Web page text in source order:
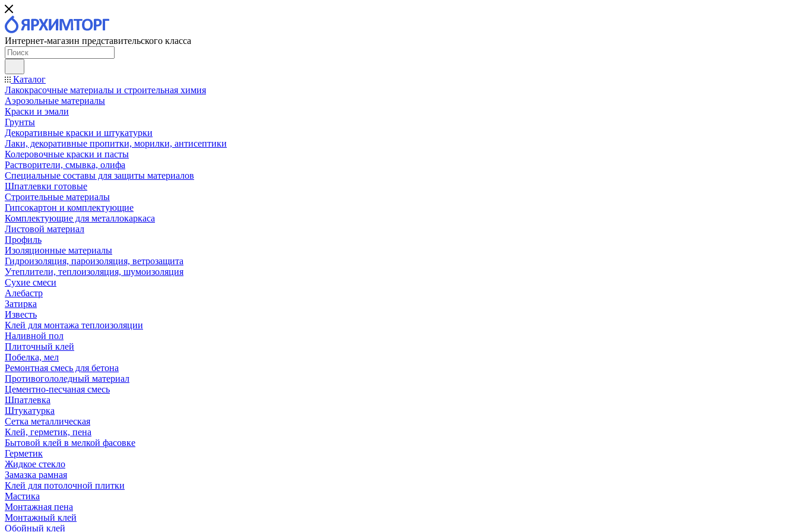
Интернет-магазин представительского класса
Каталог
Лакокрасочные материалы и строительная химия
Аэрозольные материалы
Краски и эмали
Грунты
Декоративные краски и штукатурки
Лаки, декоративные пропитки, морилки, антисептики
Колеровочные краски и пасты
Растворители, смывка, олифа
Специальные составы для защиты материалов
Шпатлевки готовые
Строительные материалы
Гипсокартон и комплектующие
Комплектующие для металлокаркаса
Листовой материал
Профиль
Изоляционные материалы
Гидроизоляция, пароизоляция, ветрозащита
Утеплители, теплоизоляция, шумоизоляция
Сухие смеси
Алебастр
Затирка
Известь
Клей для монтажа теплоизоляции
Наливной пол
Плиточный клей
Побелка, мел
Ремонтная смесь для бетона
Противогололедный материал
Цементно-песчаная смесь
Шпатлевка
Штукатурка
Сетка металлическая
Клей, герметик, пена
Бытовой клей в мелкой фасовке
Герметик
Жидкое стекло
Замазка рамная
Клей для потолочной плитки
Мастика
Монтажная пена
Монтажный клей
Обойный клей